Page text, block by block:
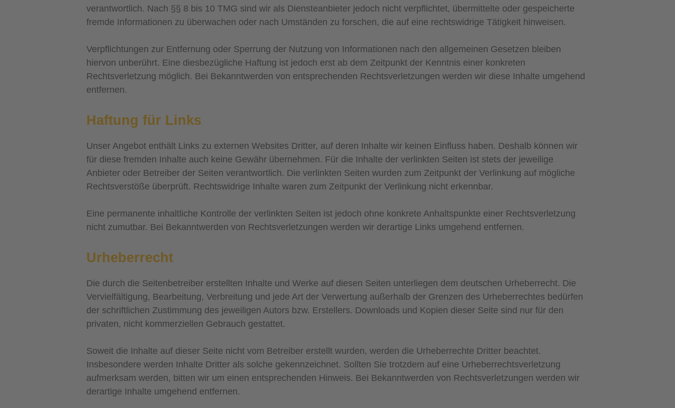
verantwortlich. Nach §§ 8 bis 10 TMG sind wir als Diensteanbieter jedoch nicht verpflichtet, übermittelte oder gespeicherte
fremde Informationen zu überwachen oder nach Umständen zu forschen, die auf eine rechtswidrige Tätigkeit hinweisen.
Verpflichtungen zur Entfernung oder Sperrung der Nutzung von Informationen nach den allgemeinen Gesetzen bleiben
hiervon unberührt. Eine diesbezügliche Haftung ist jedoch erst ab dem Zeitpunkt der Kenntnis einer konkreten
Rechtsverletzung möglich. Bei Bekanntwerden von entsprechenden Rechtsverletzungen werden wir diese Inhalte umgehend
entfernen.
Haftung für Links
Unser Angebot enthält Links zu externen Websites Dritter, auf deren Inhalte wir keinen Einfluss haben. Deshalb können wir
für diese fremden Inhalte auch keine Gewähr übernehmen. Für die Inhalte der verlinkten Seiten ist stets der jeweilige
Anbieter oder Betreiber der Seiten verantwortlich. Die verlinkten Seiten wurden zum Zeitpunkt der Verlinkung auf mögliche
Rechtsverstöße überprüft. Rechtswidrige Inhalte waren zum Zeitpunkt der Verlinkung nicht erkennbar.
Eine permanente inhaltliche Kontrolle der verlinkten Seiten ist jedoch ohne konkrete Anhaltspunkte einer Rechtsverletzung
nicht zumutbar. Bei Bekanntwerden von Rechtsverletzungen werden wir derartige Links umgehend entfernen.
Urheberrecht
Die durch die Seitenbetreiber erstellten Inhalte und Werke auf diesen Seiten unterliegen dem deutschen Urheberrecht. Die
Vervielfältigung, Bearbeitung, Verbreitung und jede Art der Verwertung außerhalb der Grenzen des Urheberrechtes bedürfen
der schriftlichen Zustimmung des jeweiligen Autors bzw. Erstellers. Downloads und Kopien dieser Seite sind nur für den
privaten, nicht kommerziellen Gebrauch gestattet.
Soweit die Inhalte auf dieser Seite nicht vom Betreiber erstellt wurden, werden die Urheberrechte Dritter beachtet.
Insbesondere werden Inhalte Dritter als solche gekennzeichnet. Sollten Sie trotzdem auf eine Urheberrechtsverletzung
aufmerksam werden, bitten wir um einen entsprechenden Hinweis. Bei Bekanntwerden von Rechtsverletzungen werden wir
derartige Inhalte umgehend entfernen.